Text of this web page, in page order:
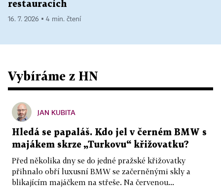
restauracích
16. 7. 2026 ▪ 4 min. čtení
Vybíráme z HN
JAN KUBITA
Hledá se papaláš. Kdo jel v černém BMW s
majákem skrze „Turkovu“ křižovatku?
Před několika dny se do jedné pražské křižovatky
přihnalo obří luxusní BMW se začerněnými skly a
blikajícím majáčkem na střeše. Na červenou...